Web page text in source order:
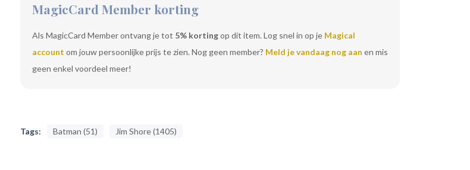
MagicCard Member korting
Als MagicCard Member ontvang je tot 5% kortingop dit item. Log snel in op je Magical
account om jouw persoonlijke prijs te zien. Nog geen member? Meld je vandaag nog aan en mis
geen enkel voordeel meer!
Tags: Batman (51) Jim Shore (1405)